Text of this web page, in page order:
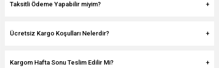
Taksitli Ödeme Yapabilir miyim?
Ücretsiz Kargo Koşulları Nelerdir?
Kargom Hafta Sonu Teslim Edilir Mi?